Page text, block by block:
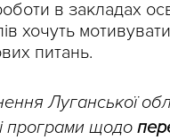
в закладах
хочуть
питань.
Луганської
програми щодо